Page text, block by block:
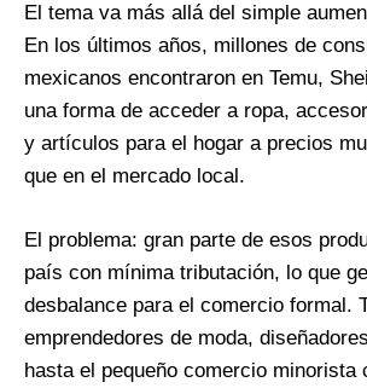
El tema va más allá del simple
En los últimos años, millones de
mexicanos encontraron en Temu,
una forma de acceder a ropa,
y artículos para el hogar a precios
que en el mercado local.
El problema: gran parte de esos
país con mínima tributación, lo que
desbalance para el comercio formal.
emprendedores de moda,
hasta el pequeño comercio minorista